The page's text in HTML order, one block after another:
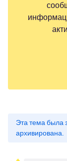
Эта тема была
архивирована.